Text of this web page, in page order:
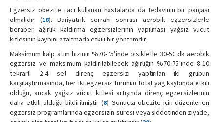
Egzersiz obezite ilacı kullanan hastalarda da tedavinin bir parçası
olmalıdır (18). Bariyatrik cerrahi sonrası aerobik egzersizlerle
beraber ağırlık kaldırma egzersizlerinin yapılması yağsız vücut
kitlesinin kaybını azaltmada etkili bir yöntemdir.
Maksimum kalp atım hızının %70-75’inde bisikletle 30-50 dk aerobik
egzersiz ve maksimum kaldırılabilecek ağırlığın %70-75’inde 8-10
tekrarlı 2-4 set direnç egzersizi yaptırılan iki grubun
karşılaştırmasında, her iki egzersiz türünün total yağ kaybında etkili
olduğu, ancak yağsız vücut kitlesi artışında direnç egzersizlerinin
daha etkili olduğu bildirilmiştir (8). Sonuçta obezite için düzenlenen
egzersiz programlarında egzersizin süresi veya şiddetinden ziyade,